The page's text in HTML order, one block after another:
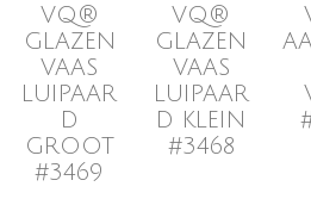
VQ®
GLAZEN
VAAS
LUIPAAR
D
GROOT
#3469
VQ®
GLAZEN
VAAS
LUIPAAR
D KLEIN
#3468